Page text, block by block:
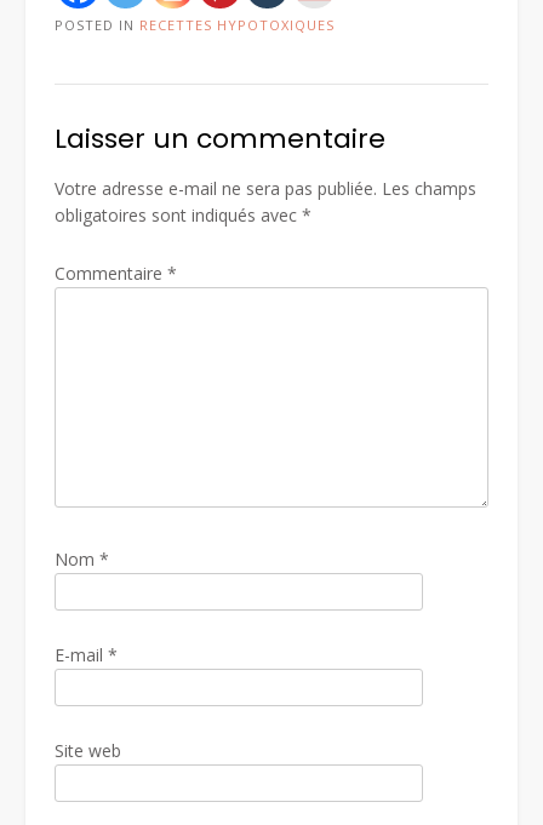
POSTED IN RECETTES HYPOTOXIQUES
Laisser un commentaire
Votre adresse e-mail ne sera pas publiée. Les champs
obligatoires sont indiqués avec *
Commentaire *
Nom *
E-mail *
Site web